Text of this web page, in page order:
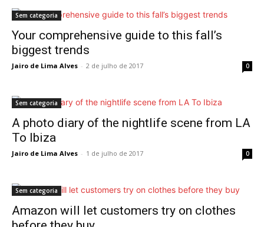
Sem categoria
Your comprehensive guide to this fall’s
biggest trends
Jairo de Lima Alves - 2 de julho de 2017 0
Sem categoria
A photo diary of the nightlife scene from LA
To Ibiza
Jairo de Lima Alves - 1 de julho de 2017 0
Sem categoria
Amazon will let customers try on clothes